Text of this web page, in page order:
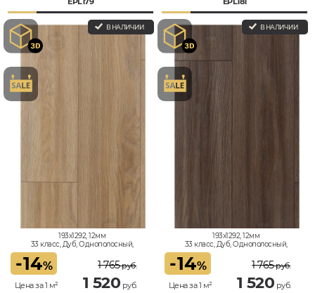
В НАЛИЧИИ
193x1292, 12мм
33 класс, Дуб, Однополосный,
-14%
Цена за 1 м²
1 765руб.
1 520 руб.
В НАЛИЧИИ
193x1292, 12мм
33 класс, Дуб, Однополосный,
-14%
Цена за 1 м²
1 765руб.
1 520 руб.